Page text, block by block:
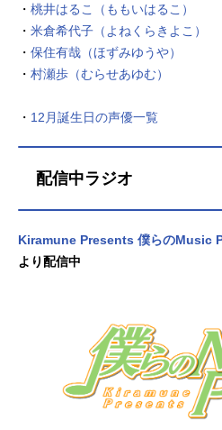
界そのも
らすべてを
る。そして
躍らせる
品名回復術
ハ：相川
キャラク
督：朝岡卓
筆安一幸キ
とうじゅ
豊総作画
・ 桃井はるこ（ももいはるこ）
・ 米倉希代子（よねくらきよこ）
・ 保住有哉（ほずみゆうや）
・ 村瀬歩（むらせあゆむ）
・ 12月誕生日の声優一覧
配信中ラジオ
Kiramune Presents 僕らのMusic
より配信中